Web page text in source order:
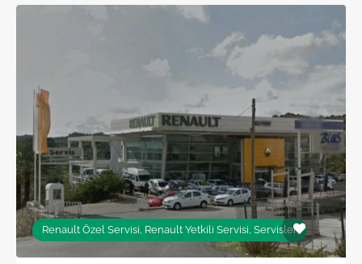
Renault Özel Servisi, Renault Yetkili Servisi, Servisler